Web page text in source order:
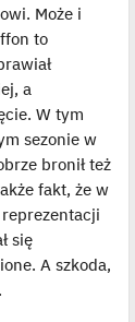
Może i
to
a
W tym
sezonie w
bronił też
fakt, że w
się
A szkoda,